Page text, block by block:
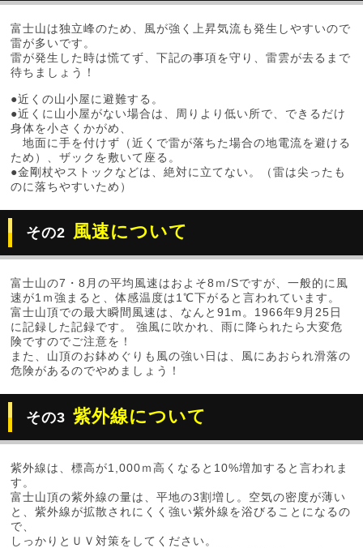
富士山は独立峰のため、風が強く上昇気流も発生しやすいので
雷が多いです。
雷が発生した時は慌てず、下記の事項を守り、雷雲が去るまで
待ちましょう！
●近くの山小屋に避難する。
●近くに山小屋がない場合は、周りより低い所で、できるだけ
身体を小さくかがめ、
地面に手を付けず（近くで雷が落ちた場合の地電流を避ける
ため）、ザックを敷いて座る。
●金剛杖やストックなどは、絶対に立てない。（雷は尖ったも
のに落ちやすいため）
その2 風速について
富士山の7・8月の平均風速はおよそ8ｍ/Sですが、一般的に風
速が1ｍ強まると、体感温度は1℃下がると言われています。
富士山頂での最大瞬間風速は、なんと91m。1966年9月25日
に記録した記録です。 強風に吹かれ、雨に降られたら大変危
険ですのでご注意を！
また、山頂のお鉢めぐりも風の強い日は、風にあおられ滑落の
危険があるのでやめましょう！
その3 紫外線について
紫外線は、標高が1,000ｍ高くなると10%増加すると言われま
す。
富士山頂の紫外線の量は、平地の3割増し。空気の密度が薄い
と、紫外線が拡散されにくく強い紫外線を浴びることになるの
で、
しっかりとＵＶ対策をしてください。